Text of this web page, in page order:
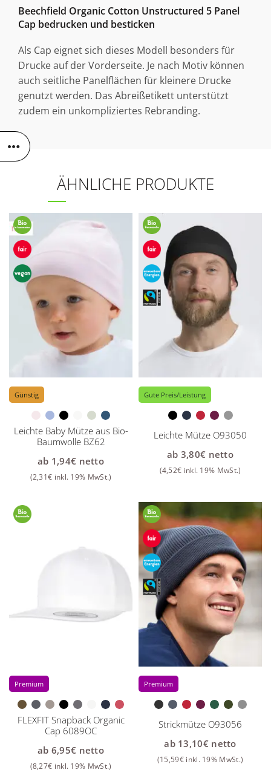
Beechfield Organic Cotton Unstructured 5 Panel
Cap bedrucken und besticken
Als Cap eignet sich dieses Modell besonders für
Drucke auf der Vorderseite. Je nach Motiv können
auch seitliche Panelflächen für kleinere Drucke
genutzt werden. Das Abreißetikett unterstützt
zudem ein unkompliziertes Rebranding.
ÄHNLICHE PRODUKTE
Günstig
Leichte Baby Mütze aus Bio-
Baumwolle BZ62
ab 1,94€ netto
(2,31€ inkl. 19% MwSt.)
Gute Preis/Leistung
Leichte Mütze O93050
ab 3,80€ netto
(4,52€ inkl. 19% MwSt.)
Premium
FLEXFIT Snapback Organic
Cap 6089OC
ab 6,95€ netto
(8,27€ inkl. 19% MwSt.)
Premium
Strickmütze O93056
ab 13,10€netto
(15,59€ inkl. 19% MwSt.)